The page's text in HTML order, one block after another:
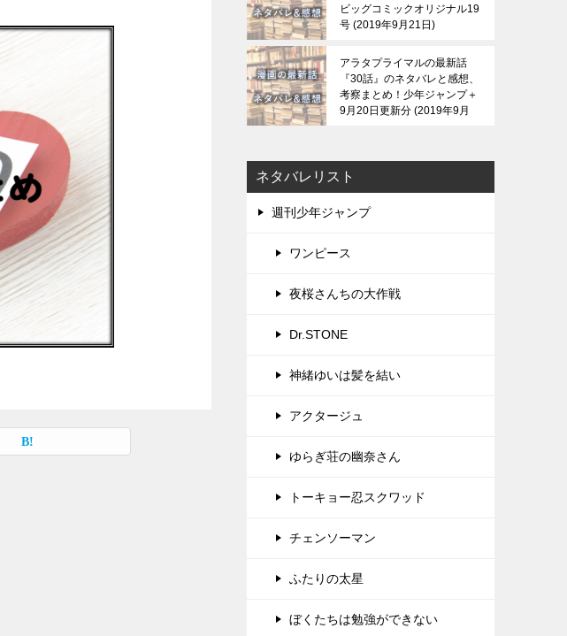
ビッグコミックオリジナル19
号 2019年9月21日
アラタプライマルの最新話
『30話』のネタバレと感想、
考察まとめ！少年ジャンプ＋
9月20日更新分 2019年9月
ネタバレリスト
週刊少年ジャンプ
ワンピース
夜桜さんちの大作戦
Dr.STONE
神緒ゆいは髪を結い
アクタージュ
ゆらぎ荘の幽奈さん
トーキョー忍スクワッド
チェンソーマン
ふたりの太星
ぼくたちは勉強ができない